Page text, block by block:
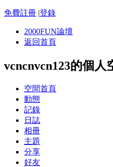
免費註冊 |登錄
2000FUN論壇
返回首頁
vcncnvcn123的個人
空間首頁
動態
記錄
日誌
相冊
主題
分享
好友